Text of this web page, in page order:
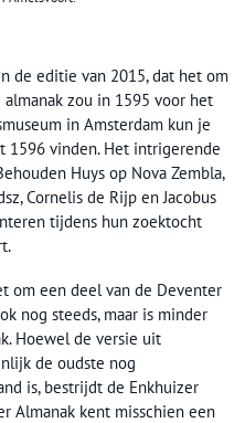
de editie van 2015, dat het om
zou in 1595 voor het
in Amsterdam kun je
1596 vinden. Het intrigerende
Huys op Nova Zembla,
Cornelis de Rijp en Jacobus
tijdens hun zoektocht
om een deel van de Deventer
nog steeds, maar is minder
Hoewel de versie uit
de oudste nog
is, bestrijdt de Enkhuizer
Almanak kent misschien een